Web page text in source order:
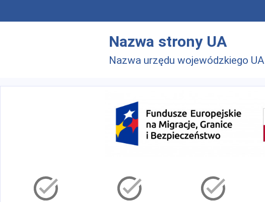
Nazwa strony UA
Nazwa urzędu wojewódzkiego UA